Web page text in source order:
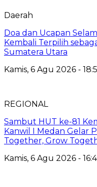
Daerah
Doa dan Ucapan
Kembali Terpilih
Sumatera Utara
Kamis, 6 Agu 2026 -
REGIONAL
Sambut HUT ke-81
Kanwil I Medan Gelar
Together, Grow
Kamis, 6 Agu 2026 -